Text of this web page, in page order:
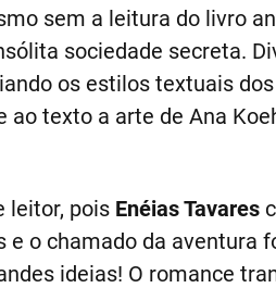
sem a leitura do livro
sociedade secreta.
os estilos textuais
ao texto a arte de Ana
leitor, pois Enéias Tavares
e o chamado da aventura
ideias! O romance